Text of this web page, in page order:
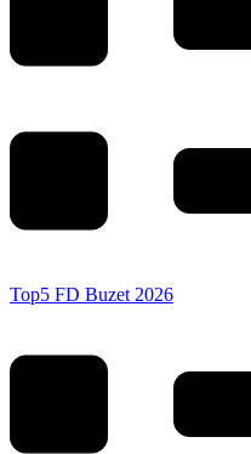
Top5 FD Buzet 2026